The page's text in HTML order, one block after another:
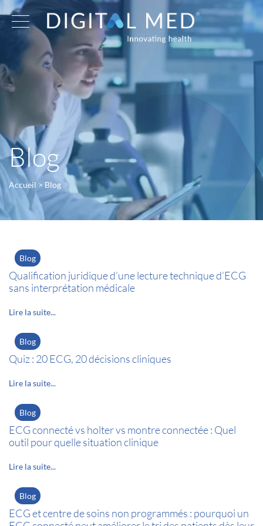
Blog
Accueil > Blog
Blog
Qualification juridique d’une lecture technique d’ECG
sans interprétation médicale
Lire la suite...
Blog
Quiz : 20 ECG, 20 décisions cliniques
Lire la suite...
Blog
ECG connecté vs holter vs montre connectée : Quel
outil pour quelle situation clinique
Lire la suite...
Blog
ECG et centre de soins non programmés : pourquoi un